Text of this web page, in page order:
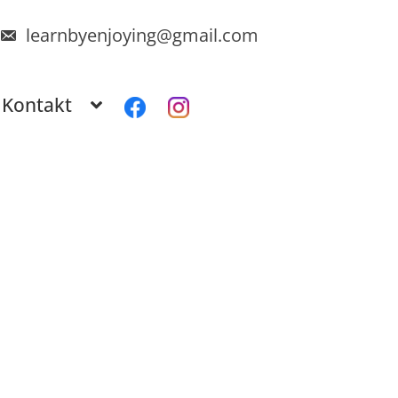
learnbyenjoying@gmail.com
Kontakt